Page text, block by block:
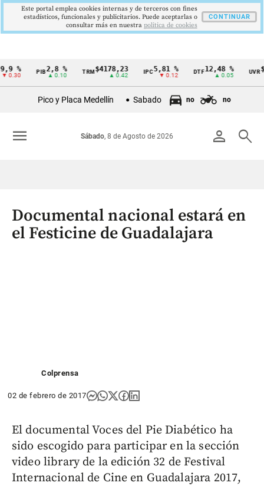
Cintillo
Colombia
%
0.30
PIB2,8 %
▲ 0.10
TRM$4178,23
▲ 0.42
IPC5,81 %
▼ 0.12
DTF12,48 %
▲ 0.05
UVR
Pico y Placa Medellín Sabado no no
person search
Sábado, 8 de Agosto de 2026
menu
Documental nacional estará en
el Festicine de Guadalajara
Colprensa
02 de febrero de 2017
El documental Voces del Pie Diabético ha
sido escogido para participar en la sección
video library de la edición 32 de Festival
Internacional de Cine en Guadalajara 2017,
Este portal emplea cookies internas y de terceros con fines
estadísticos, funcionales y publicitarios. Puede aceptarlas o
consultar más en nuestra politica de cookies
CONTINUAR